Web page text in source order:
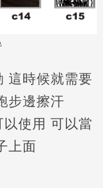
這時候就需要
步邊擦汗
使用 可以當
上面